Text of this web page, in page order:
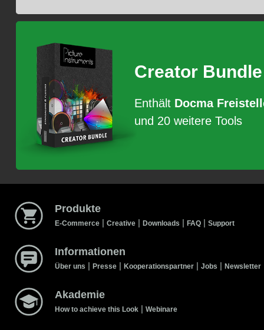
Creator Bundle
Enthält Docma
und 20 weitere Tools
Produkte
E-Commerce | Creative | Downloads | FAQ | Support
Informationen
Über uns | Presse | Kooperationspartner | Jobs | Newsletter
Akademie
How to achieve this Look | Webinare